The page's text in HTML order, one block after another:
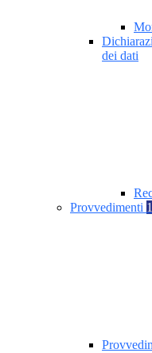
dei dati
Provvedimenti